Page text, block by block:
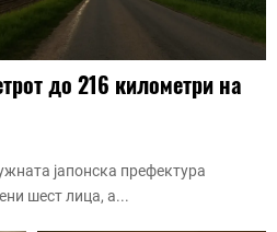
до 216 километри на
јапонска префектура
шест лица, а...